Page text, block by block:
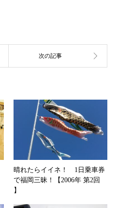
晴れたらイイネ！ 1日乗車券
で福岡三昧！【2006年 第2回
】